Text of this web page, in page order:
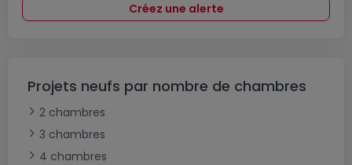
Créez une alerte
Projets neufs par nombre de chambres
2 chambres
3 chambres
4 chambres